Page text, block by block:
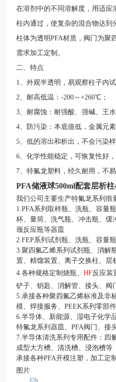
在溶剂中的不同溶解度，用适应
柱内通过，使复杂的混合物达到
柱体为透明PFA材质，阀门为聚
需求加工定制。
二、特点
1、外观半透明，易观察柱子内试
2、耐高低温：-200～+260℃；
3、耐腐蚀：耐强酸、强碱、王
4、防污染：本底值低，金属元素
5、低的溶出和析出，不会污染样
6、化学性能稳定，可恢复性好，
7、特氟龙塑料，经久耐用，不易
PFA储液球500ml配套层析
我们公司主要生产特氟龙系列痕
1.PFA系列取样瓶、洗瓶、容量
杯、量筒、洗气瓶、冲击瓶、缓
颈反应瓶等器皿
2.FEP系列试剂瓶、洗瓶、容量
3.聚四氟乙烯系列试剂瓶、消解
置、精馏装置、离子交换柱、层
4.各种规格定制烧瓶、HF反应装
铲子、钥匙、消解管、接头、阀
5.承接各种聚四氟乙烯标准及非
模、焊接服务、PEEK系列零部
6.半导体、新能源、湿电子化学
特氟龙系列器皿、PFA阀门、接
7.半导体清洗系列专用配件：四
成型大方槽、清洗槽、浸泡槽等
承接各种PFA开模注塑，加工定
图片